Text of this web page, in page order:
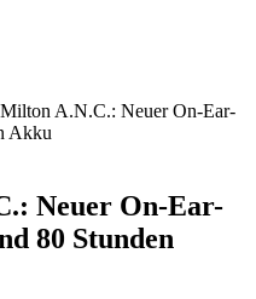
A.N.C.: Neuer On-Ear-
Akku
Neuer On-Ear-
80 Stunden